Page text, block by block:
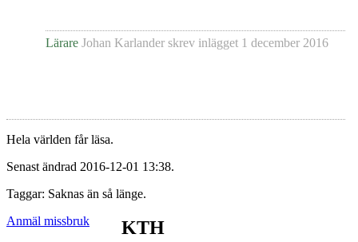
Lärare Johan Karlander skrev inlägget 1 december 2016
Hela världen får läsa.
Senast ändrad 2016-12-01 13:38.
Taggar: Saknas än så länge.
Anmäl missbruk
KTH